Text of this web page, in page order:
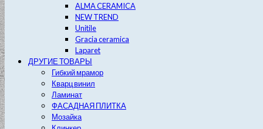
ALMA CERAMICA
NEW TREND
Unitile
Gracia ceramica
Laparet
ДРУГИЕ ТОВАРЫ
Гибкий мрамор
Кварц винил
Ламинат
ФАСАДНАЯ ПЛИТКА
Мозайка